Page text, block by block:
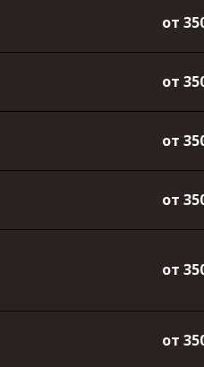
от
от
от
от
от
от